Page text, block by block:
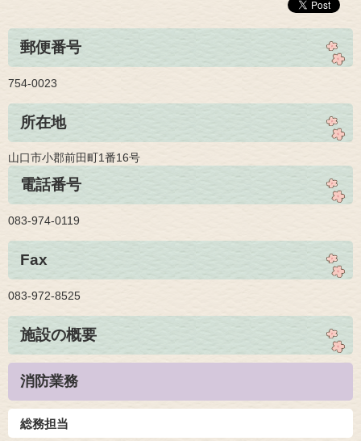
郵便番号
754-0023
所在地
山口市小郡前田町1番16号
電話番号
083-974-0119
Fax
083-972-8525
施設の概要
消防業務
総務担当